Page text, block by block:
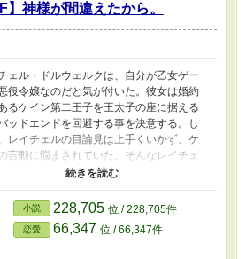
】神様が間違えたから。
ェル・ドルウェルクは、自分が乙女ゲー
役令嬢なのだと気が付いた。彼女は婚約
るケイン第二王子を王太子の座に据える
ッドエンドを回避する事を決意する。し
レイチェルの目論見は上手くいかず、ケ
言動に悩まされていた。そんなレイチェ
、ニコラス第一王子は好意を寄せてい
･･･。二人の関係はある日を境に、急激に
をしていく。 ■拙作『赤い薔薇なんて、い
。』と『捨てられた悪役令嬢は大公殿下
たな恋に夢を見る』のパラレルワールド
、レイチェルの婚約者がニコラスではな
小説 228,705 位 / 228,705件
恋愛 66,347 位 / 66,347件